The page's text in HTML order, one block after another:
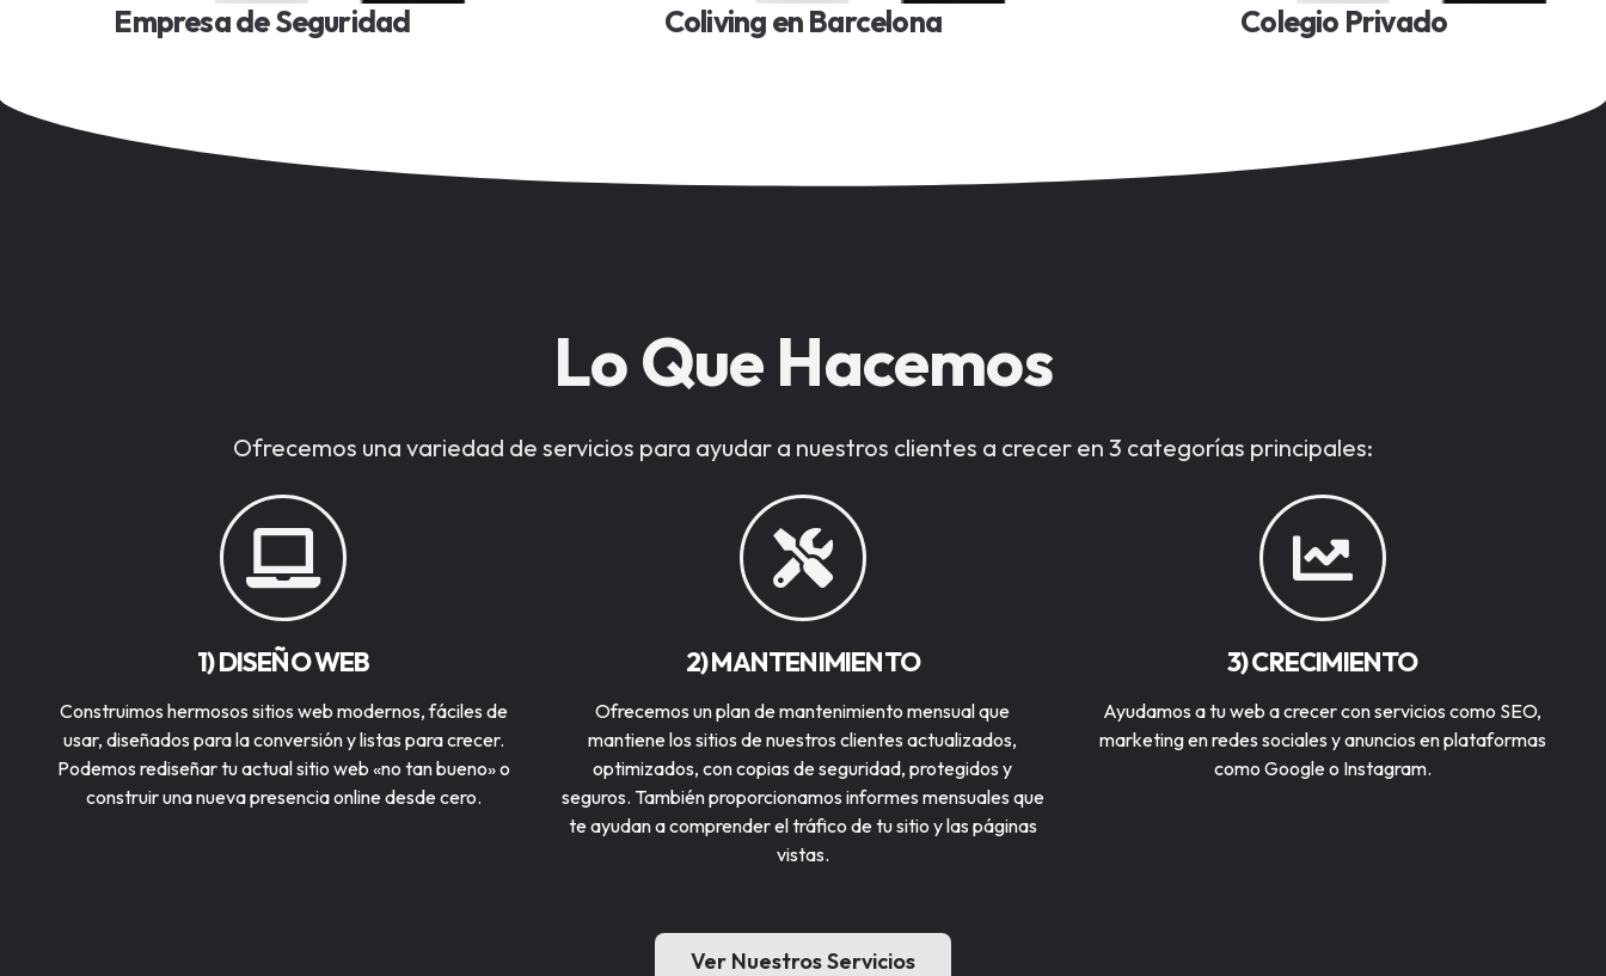
Empresa de Seguridad Coliving en Barcelona Colegio Privado
Lo Que Hacemos
Ofrecemos una variedad de servicios para ayudar a nuestros clientes a crecer en 3 categorías principales:
1) DISEÑO WEB
Construimos hermosos sitios web modernos, fáciles de
usar, diseñados para la conversión y listas para crecer.
Podemos rediseñar tu actual sitio web «no tan bueno» o
construir una nueva presencia online desde cero.
2) MANTENIMIENTO
Ofrecemos un plan de mantenimiento mensual que
mantiene los sitios de nuestros clientes actualizados,
optimizados, con copias de seguridad, protegidos y
seguros. También proporcionamos informes mensuales que
te ayudan a comprender el tráfico de tu sitio y las páginas
vistas.
3) CRECIMIENTO
Ayudamos a tu web a crecer con servicios como SEO,
marketing en redes sociales y anuncios en plataformas
como Google o Instagram.
Ver Nuestros Servicios